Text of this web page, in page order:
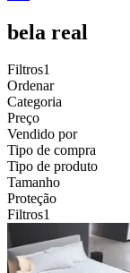
bela real
Filtros1
Ordenar
Categoria
Preço
Vendido por
Tipo de compra
Tipo de produto
Tamanho
Proteção
Filtros1